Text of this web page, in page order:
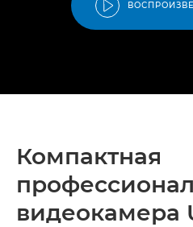
Компактная
видеокамера